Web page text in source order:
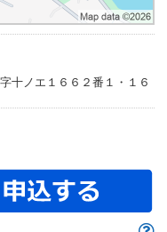
十ノエ１６６２番１・１６